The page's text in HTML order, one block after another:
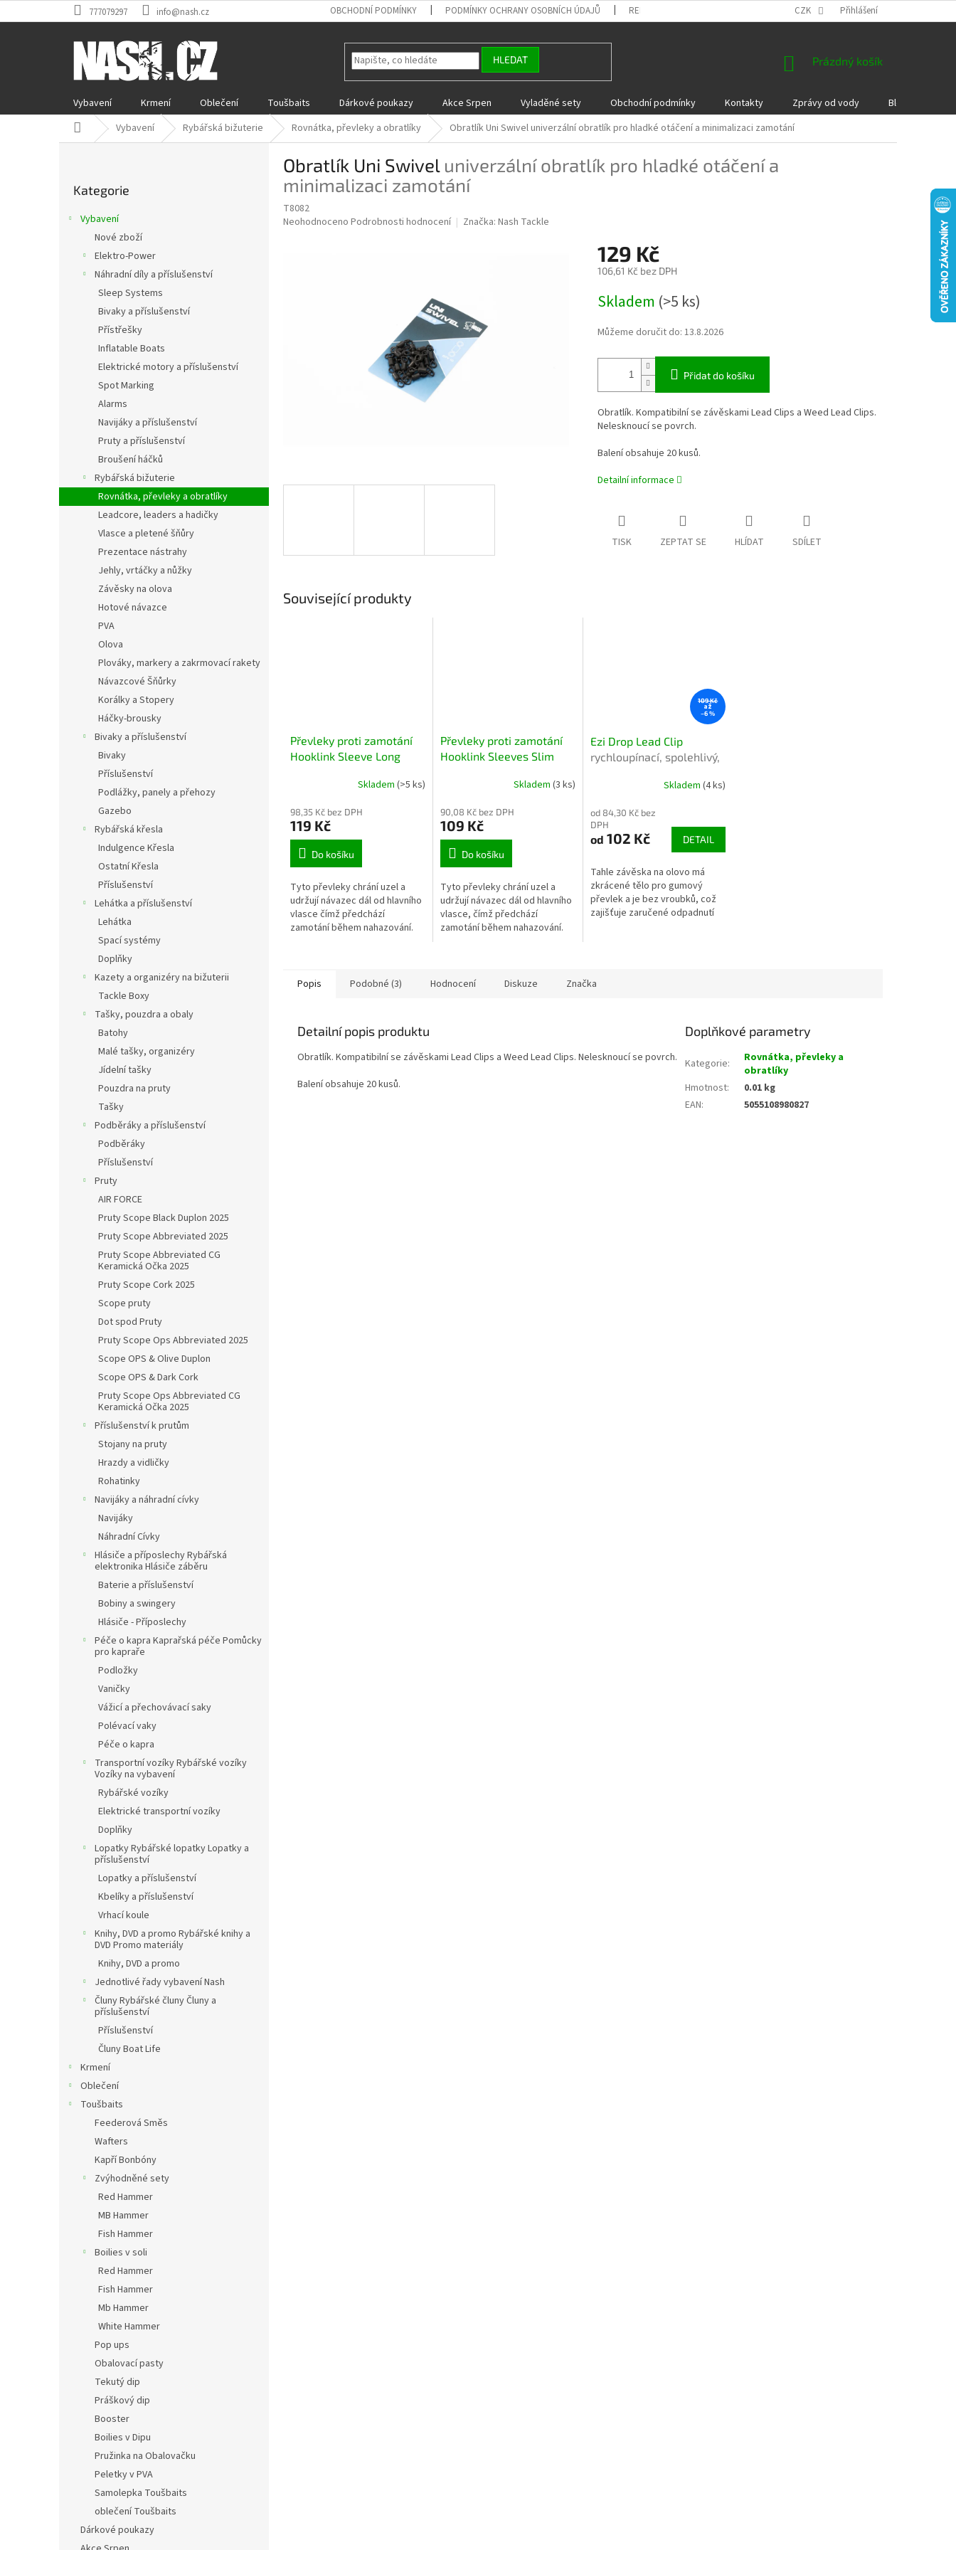
na
777079297 info@nash.cz OBCHODNÍ PODMÍNKY PODMÍNKY OCHRANY OSOBNÍCH ÚDAJŮ REKLAMACE A VRÁCENÍ ZBOŽÍ DÁRKOVÉ POUKAZY
CZK Přihlášení
HLEDAT
NÁKUPNÍ
Prázdný košík
Vybavení Krmení Oblečení Toušbaits Dárkové poukazy Akce Srpen Vyladěné sety Obchodní podmínky Kontakty Zprávy od vody Blog
Domů Vybavení Rybářská bižuterie Rovnátka, převleky a obratlíky Obratlík Uni Swiveluniverzální obratlík pro hladké otáčení a minimalizaci zamotání
kategorie
Kategorie
Vybavení
Nové zboží
Elektro-Power
Náhradní díly a příslušenství
Sleep Systems
Bivaky a příslušenství
Přístřešky
Inflatable Boats
Elektrické motory a příslušenství
Spot Marking
Alarms
Navijáky a příslušenství
Pruty a příslušenství
Broušení háčků
Rybářská bižuterie
Rovnátka, převleky a obratlíky
Leadcore, leaders a hadičky
Vlasce a pletené šňůry
Prezentace nástrahy
Jehly, vrtáčky a nůžky
Závěsky na olova
Hotové návazce
PVA
Olova
Plováky, markery a zakrmovací rakety
Návazcové Šňůrky
Korálky a Stopery
Háčky-brousky
Bivaky a příslušenství
Bivaky
Příslušenství
Podlážky, panely a přehozy
Gazebo
Rybářská křesla
Indulgence Křesla
Ostatní Křesla
Příslušenství
Lehátka a příslušenství
Lehátka
Spací systémy
Doplňky
Kazety a organizéry na bižuterii
Tackle Boxy
Tašky, pouzdra a obaly
Batohy
Malé tašky, organizéry
Jídelní tašky
Pouzdra na pruty
Tašky
Podběráky a příslušenství
Podběráky
Příslušenství
Pruty
AIR FORCE
Pruty Scope Black Duplon 2025
Pruty Scope Abbreviated 2025
Pruty Scope Abbreviated CG
Keramická Očka 2025
Pruty Scope Cork 2025
Scope pruty
Dot spod Pruty
Pruty Scope Ops Abbreviated 2025
Scope OPS & Olive Duplon
Scope OPS & Dark Cork
Pruty Scope Ops Abbreviated CG
Keramická Očka 2025
Příslušenství k prutům
Stojany na pruty
Hrazdy a vidličky
Rohatinky
Navijáky a náhradní cívky
Navijáky
Náhradní Cívky
Hlásiče a příposlechy Rybářská
elektronika Hlásiče záběru
Baterie a příslušenství
Bobiny a swingery
Hlásiče - Příposlechy
Péče o kapra Kaprařská péče Pomůcky
pro kapraře
Podložky
Vaničky
Vážicí a přechovávací saky
Polévací vaky
Péče o kapra
Transportní vozíky Rybářské vozíky
Vozíky na vybavení
Rybářské vozíky
Elektrické transportní vozíky
Doplňky
Lopatky Rybářské lopatky Lopatky a
příslušenství
Lopatky a příslušenství
Kbelíky a příslušenství
Vrhací koule
Knihy, DVD a promo Rybářské knihy a
DVD Promo materiály
Knihy, DVD a promo
Jednotlivé řady vybavení Nash
Čluny Rybářské čluny Čluny a
příslušenství
Příslušenství
Čluny Boat Life
Krmení
Oblečení
Toušbaits
Feederová Směs
Wafters
Kapří Bonbóny
Zvýhodněné sety
Red Hammer
MB Hammer
Fish Hammer
Boilies v soli
Red Hammer
Fish Hammer
Mb Hammer
White Hammer
Pop ups
Obalovací pasty
Tekutý dip
Práškový dip
Booster
Boilies v Dipu
Pružinka na Obalovačku
Peletky v PVA
Samolepka Toušbaits
oblečení Toušbaits
Dárkové poukazy
Obratlík Uni Swivel univerzální obratlík pro hladké otáčení a
minimalizaci zamotání
T8082
Průměrné
Neohodnoceno Podrobnosti hodnocení Značka: Nash Tackle
129 Kč
106,61 Kč bez DPH
cena:
Skladem (>5 ks)
Můžeme doručit do: 13.8.2026
Přidat do košíku
Obratlík. Kompatibilní se závěskami Lead Clips a Weed Lead Clips.
Nelesknoucí se povrch.
Balení obsahuje 20 kusů.
Detailní informace
TISK ZEPTAT SE HLÍDAT SDÍLET
Související produkty
Převleky proti zamotání
Hooklink Sleeve Long
efektivní prevenci
Skladem (>5 ks)
98,35 Kč bez DPH
119 Kč
Do košíku
Tyto převleky chrání uzel a
udržují návazec dál od hlavního
vlasce čímž předchází
zamotání během nahazování.
Převleky proti zamotání
Hooklink Sleeves Slim
spolehlivou ochranu
Skladem (3 ks)
90,08 Kč bez DPH
109 Kč
Do košíku
Tyto převleky chrání uzel a
udržují návazec dál od hlavního
vlasce, čímž předchází
zamotání během nahazování.
109 Kč
až
–6 %
Ezi Drop Lead Clip
rychloupínací, spolehlivý,
Skladem(4 ks)
od 84,30 Kč bez
DPH
od 102 Kč DETAIL
Tahle závěska na olovo má
zkrácené tělo pro gumový
převlek a je bez vroubků, což
zajišťuje zaručené odpadnutí
Popis Podobné (3) Hodnocení Diskuze Značka
Detailní popis produktu
Obratlík. Kompatibilní se závěskami Lead Clips a Weed Lead Clips. Nelesknoucí se povrch.
Balení obsahuje 20 kusů.
Doplňkové parametry
Kategorie:
Rovnátka, převleky a
obratlíky
Hmotnost:
0.01 kg
EAN: 5055108980827